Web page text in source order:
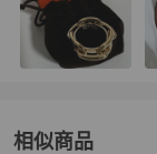
相似商品